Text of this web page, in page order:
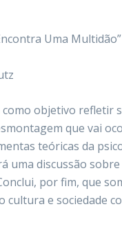
Uma Multidão”
objetivo refletir
que vai
teóricas da
uma discussão
por fim, que
e sociedade